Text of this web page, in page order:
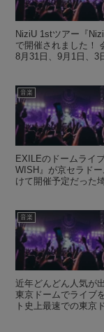
NiziU 1stツアー『
で開催されました！
8月31日、9月1日、3
音楽
EXILEのドームライ
WISH』が京セラド
けて開催予定だった
音楽
近年どんどん人気が
東京ドームでライブ
ト史上最速での東京